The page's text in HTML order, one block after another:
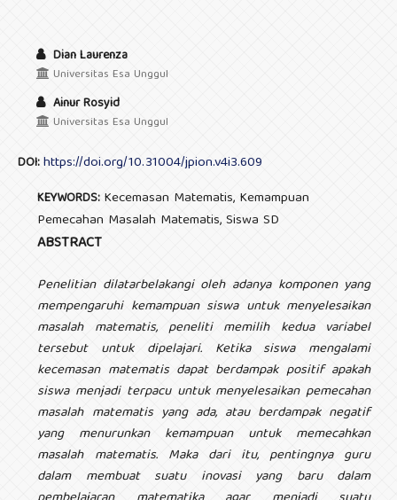
Dian Laurenza
Universitas Esa Unggul
Ainur Rosyid
Universitas Esa Unggul
DOI:https://doi.org/10.31004/jpion.v4i3.609
KEYWORDS: Kecemasan Matematis, Kemampuan
Pemecahan Masalah Matematis, Siswa SD
ABSTRACT
Penelitian dilatarbelakangi oleh adanya komponen yang
mempengaruhi kemampuan siswa untuk menyelesaikan
masalah matematis, peneliti memilih kedua variabel
tersebut untuk dipelajari. Ketika siswa mengalami
kecemasan matematis dapat berdampak positif apakah
siswa menjadi terpacu untuk menyelesaikan pemecahan
masalah matematis yang ada, atau berdampak negatif
yang menurunkan kemampuan untuk memecahkan
masalah matematis. Maka dari itu, pentingnya guru
dalam membuat suatu inovasi yang baru dalam